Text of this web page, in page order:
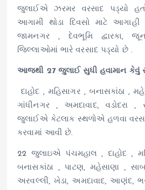
જુલાઈએ ઝરમર વરસાદ પડ્યો
આગામી થોડા દિવસો માટે
જામનગર , દેવભૂમિ દ્વારકા,
જિલ્લાઓમાં ભારે વરસાદ પડ્યો છે .
આજથી 27 જુલાઈ સુધી હવામાન કેવું
દાહોદ , મહિસાગર , બનાસકાંઠા ,
ગાંધીનગર , અમદાવાદ, વડોદરા ,
જુલાઈએ કેટલાક સ્થળોએ હળવા
કરવામાં આવી છે.
22 જુલાઇએ પંચમહાલ , દાહોદ ,
બનાસકાંઠા , પાટણ, મહેસાણા ,
અરવલ્લી, ખેડા, અમદાવાદ, આણંદ,